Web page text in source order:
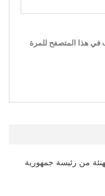
في هذا المتصفح للمرة
من رئيسة جمهورية